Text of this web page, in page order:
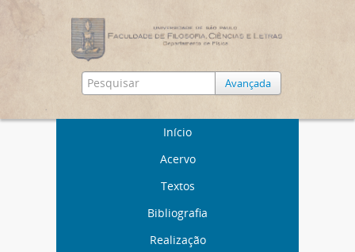
Avançada
Início
Acervo
Textos
Bibliografia
Realização